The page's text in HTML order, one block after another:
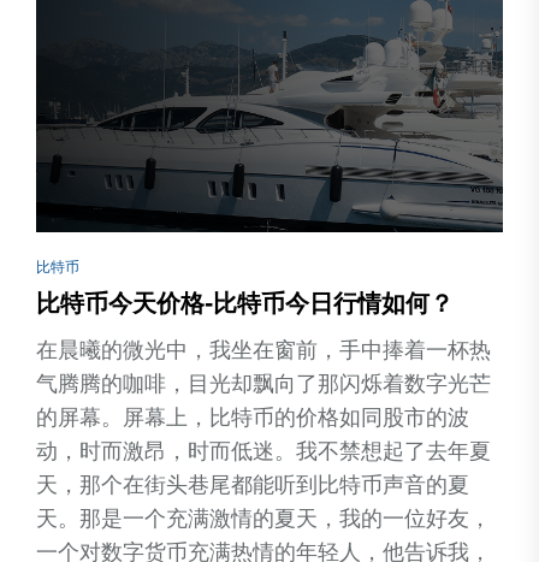
比特币
比特币今天价格-比特币今日行情如何？
在晨曦的微光中，我坐在窗前，手中捧着一杯热
气腾腾的咖啡，目光却飘向了那闪烁着数字光芒
的屏幕。屏幕上，比特币的价格如同股市的波
动，时而激昂，时而低迷。我不禁想起了去年夏
天，那个在街头巷尾都能听到比特币声音的夏
天。那是一个充满激情的夏天，我的一位好友，
一个对数字货币充满热情的年轻人，他告诉我，